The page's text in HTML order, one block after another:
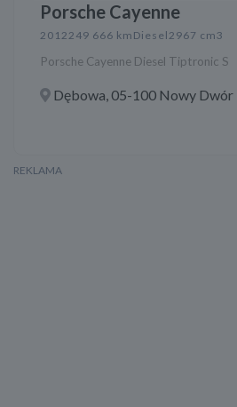
Porsche Cayenne
2012249 666 km Diesel2967 cm3
Porsche Cayenne Diesel Tiptronic S
Dębowa, 05-100 Nowy